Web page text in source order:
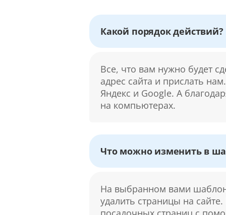
Какой порядок действий?
Все, что вам нужно будет
адрес сайта и прислать
Яндекс и Google. А
на компьютерах.
Что можно изменить в
На выбранном вами
удалить страницы на